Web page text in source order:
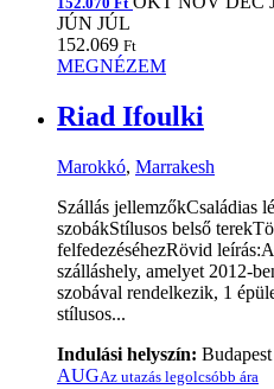
JÚN JÚL
152.069 Ft
MEGNÉZEM
Riad Ifoulki
Marokkó, Marrakesh
Szállás jellemzőkCsaládias
szobákStílusos belső
felfedezéséhezRövid
szálláshely, amelyet 2012-
szobával rendelkezik, 1
stílusos...
Indulási helyszín: Budapest
AUGAz utazás legolcsóbb ára